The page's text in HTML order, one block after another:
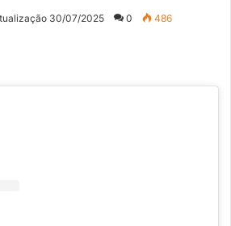
30/07/2025 0 486